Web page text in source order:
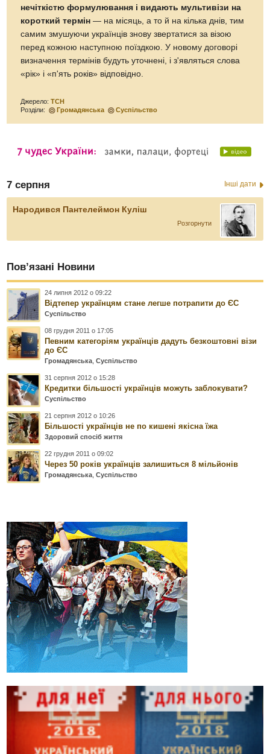
нечіткістю формулювання і видають мультивізи на
короткий термін — на місяць, а то й на кілька днів, тим
самим змушуючи українців знову звертатися за візою
перед кожною наступною поїздкою. У новому договорі
визначення термінів будуть уточнені, і з'являться слова
«рік» і «п'ять років» відповідно.
Джерело:ТСН
Розділи:
Громадянська Суспільство
7 серпня Інші дати
Народився Пантелеймон Куліш
Розгорнути
Пов’язані Новини
24 липня 2012 о 09:22
Відтепер українцям стане легше потрапити до ЄС
Суспільство
08 грудня 2011 о 17:05
Певним категоріям українців дадуть безкоштовні візи
до ЄС
Громадянська ,Суспільство
31 серпня 2012 о 15:28
Кредитки більшості українців можуть заблокувати?
Суспільство
21 серпня 2012 о 10:26
Більшості українців не по кишені якісна їжа
Здоровий спосіб життя
22 грудня 2011 о 09:02
Через 50 років українців залишиться 8 мільйонів
Громадянська ,Суспільство